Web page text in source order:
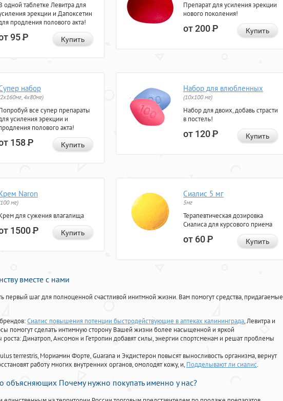
одной таблетке Левитра для
эрекции и Дапоксетин
продления полового акта!
95Р Купить
Препарат для усиления эрекции
нового поколения!
от 200Р Купить
набор
4х80мг)
все супер препараты
усиления эрекции и
полового акта!
158Р Купить
Набор для влюбленных
(10х100 мг)
Набор для двоих, добавь страсти
в постель!
от 120Р Купить
Naron
мг)
для сужения влагалища
1500Р Купить
Сиалис 5 мг
5мг
Терапевтическая дозировка
Сиалиса для курсового приема
от 60Р Купить
вместе с нами
первый шаг для полноценной счастливой инитмной жизни. Вам помогут средства, придагаемые
Сиалис повышения потенции быстродействующие в аптеках калининграда, Левитра и
помогут сделать интимную сторону Вашей жизни более насыщенной и яркой
роста: Динатроп, Ансомон и Гетропин добавят силы, энергии спортсменам и решат проблемы
terrestris, Мориамин Форте, Guarana и Экдистерон повысят выносливость организма, вернут
работу многих внутренних органов, омолодят кожу, и, Подделывают ли сиалис.
объясняющих Почему нужно покупать именно у нас?